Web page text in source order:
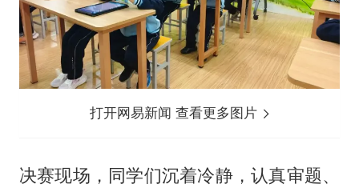
打开网易新闻 查看更多图片
决赛现场，同学们沉着冷静，认真审题、